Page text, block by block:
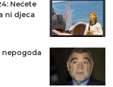
Nećete
ni djeca
nepogoda